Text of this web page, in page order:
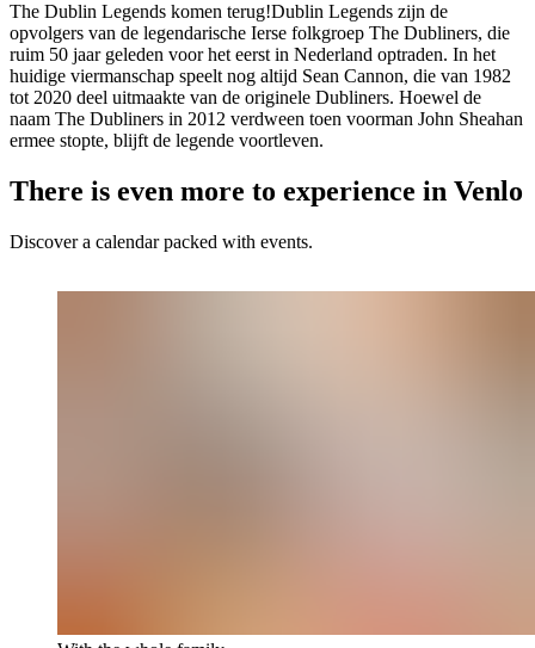
The Dublin Legends komen terug!Dublin Legends zijn de
opvolgers van de legendarische Ierse folkgroep The Dubliners, die
ruim 50 jaar geleden voor het eerst in Nederland optraden. In het
huidige viermanschap speelt nog altijd Sean Cannon, die van 1982
tot 2020 deel uitmaakte van de originele Dubliners. Hoewel de
naam The Dubliners in 2012 verdween toen voorman John Sheahan
ermee stopte, blijft de legende voortleven.
There is even more to experience in Venlo
Discover a calendar packed with events.